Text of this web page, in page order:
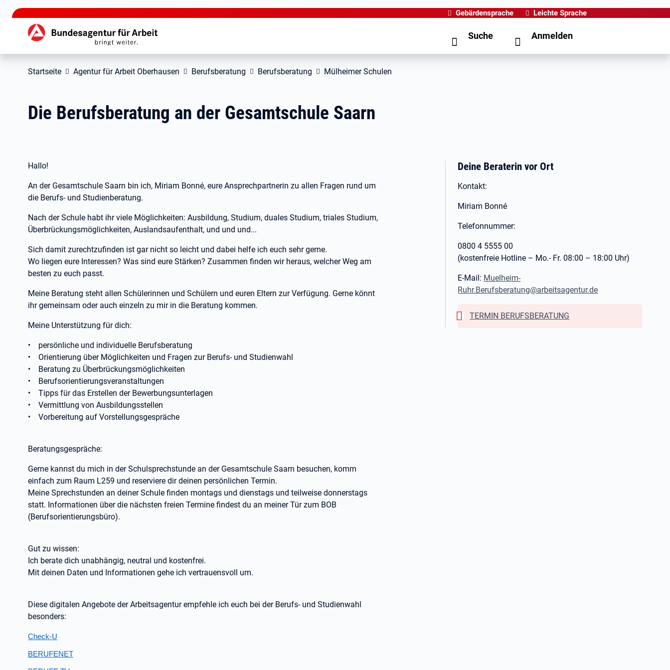
zu den Hauptinhalten springen
Gebärdensprache Leichte Sprache
Hauptnavigation Suche Anmelden
Startseite Agentur für Arbeit Oberhausen Berufsberatung Berufsberatung Mülheimer Schulen
Die Berufsberatung an der Gesamtschule Saarn
Hallo!
An der Gesamtschule Saarn bin ich, Miriam Bonné, eure Ansprechpartnerin zu allen Fragen rund um
die Berufs- und Studienberatung.
Nach der Schule habt ihr viele Möglichkeiten: Ausbildung, Studium, duales Studium, triales Studium,
Überbrückungsmöglichkeiten, Auslandsaufenthalt, und und und...
Sich damit zurechtzufinden ist gar nicht so leicht und dabei helfe ich euch sehr gerne.
Wo liegen eure Interessen? Was sind eure Stärken? Zusammen finden wir heraus, welcher Weg am
besten zu euch passt.
Meine Beratung steht allen Schülerinnen und Schülern und euren Eltern zur Verfügung. Gerne könnt
ihr gemeinsam oder auch einzeln zu mir in die Beratung kommen.
Meine Unterstützung für dich:
• persönliche und individuelle Berufsberatung
• Orientierung über Möglichkeiten und Fragen zur Berufs- und Studienwahl
• Beratung zu Überbrückungsmöglichkeiten
• Berufsorientierungsveranstaltungen
• Tipps für das Erstellen der Bewerbungsunterlagen
• Vermittlung von Ausbildungsstellen
• Vorbereitung auf Vorstellungsgespräche
Beratungsgespräche:
Gerne kannst du mich in der Schulsprechstunde an der Gesamtschule Saarn besuchen, komm
einfach zum Raum L259 und reserviere dir deinen persönlichen Termin.
Meine Sprechstunden an deiner Schule finden montags und dienstags und teilweise donnerstags
statt. Informationen über die nächsten freien Termine findest du an meiner Tür zum BOB
(Berufsorientierungsbüro).
Gut zu wissen:
Ich berate dich unabhängig, neutral und kostenfrei.
Mit deinen Daten und Informationen gehe ich vertrauensvoll um.
Diese digitalen Angebote der Arbeitsagentur empfehle ich euch bei der Berufs- und Studienwahl
besonders:
Check-U
BERUFENET
Deine Beraterin vor Ort
Kontakt:
Miriam Bonné
Telefonnummer:
0800 4 5555 00
(kostenfreie Hotline – Mo.- Fr. 08:00 – 18:00 Uhr)
E-Mail: Muelheim-
Ruhr.Berufsberatung@arbeitsagentur.de
Warnung:
TERMIN BERUFSBERATUNG